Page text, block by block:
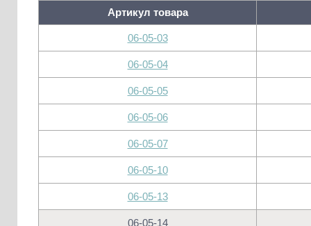
Артикул товара
06-05-03
06-05-04
06-05-05
06-05-06
06-05-07
06-05-10
06-05-13
06-05-14